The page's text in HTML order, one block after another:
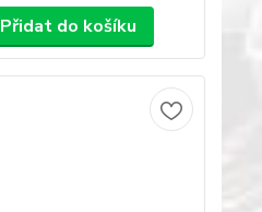
Přidat do košíku